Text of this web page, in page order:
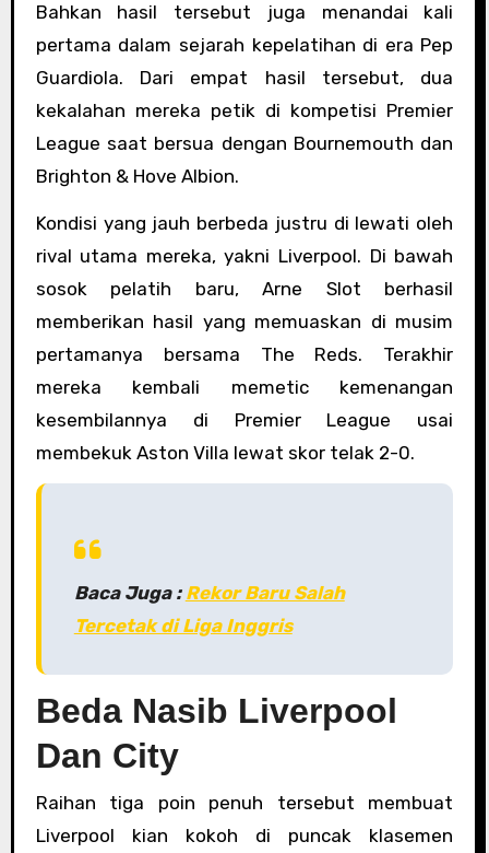
Bahkan hasil tersebut juga menandai kali
pertama dalam sejarah kepelatihan di era Pep
Guardiola. Dari empat hasil tersebut, dua
kekalahan mereka petik di kompetisi Premier
League saat bersua dengan Bournemouth dan
Brighton & Hove Albion.
Kondisi yang jauh berbeda justru di lewati oleh
rival utama mereka, yakni Liverpool. Di bawah
sosok pelatih baru, Arne Slot berhasil
memberikan hasil yang memuaskan di musim
pertamanya bersama The Reds. Terakhir
mereka kembali memetic kemenangan
kesembilannya di Premier League usai
membekuk Aston Villa lewat skor telak 2-0.
Baca Juga : Rekor Baru Salah
Tercetak di Liga Inggris
Beda Nasib Liverpool
Dan City
Raihan tiga poin penuh tersebut membuat
Liverpool kian kokoh di puncak klasemen